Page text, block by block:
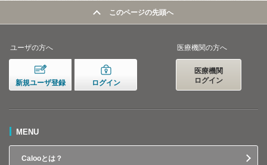
このページの先頭へ
ユーザの方へ
新規ユーザ登録 ログイン
医療機関の方へ
医療機関
ログイン
MENU
Calooとは？